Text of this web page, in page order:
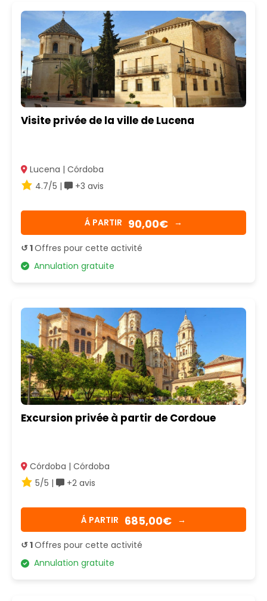
Visite privée de la ville de Lucena
Lucena | Córdoba
4.7/5 |
+3 avis
Á PARTIR 90,00€ →
↺ 1Offres pour cette activité
Annulation gratuite
Excursion privée à partir de Cordoue
Córdoba | Córdoba
5/5 |
+2 avis
Á PARTIR 685,00€ →
↺ 1Offres pour cette activité
Annulation gratuite